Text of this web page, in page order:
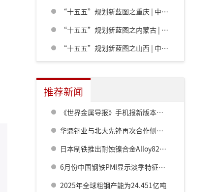
“十五五”规划新蓝图之重庆 | 中共重庆市委关于制定重庆市国民经济和社会发展第十五个五年规划的建议
“十五五”规划新蓝图之内蒙古 | 内蒙古自治区党委关于制定国民经济和社会发展第十五个五年规划的建议
“十五五”规划新蓝图之山西 | 中共山西省委关于制定山西省国民经济和社会发展第十五个五年规划的建议
推荐新闻
《世界金属导报》手机报新版本发布，免费下载，免费看
华鼎铜业与北大先锋再次合作侧吹炉配套6000立方制氧项目
日本制铁推出耐蚀镍合金Alloy825厚板产品
6月份中国钢铁PMI显示淡季特征行业偏弱运行
2025年全球粗钢产能为24.451亿吨